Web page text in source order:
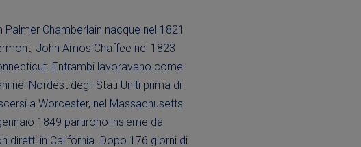
Palmer Chamberlain nacque nel 1821
John Amos Chaffee nel 1823
Entrambi lavoravano come
nel Nordest degli Stati Uniti prima di
a Worcester, nel Massachusetts.
1849 partirono insieme da
diretti in California. Dopo 176 giorni di